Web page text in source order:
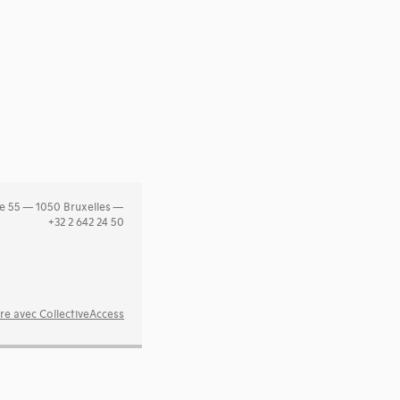
55 — 1050 Bruxelles —
+32 2 642 24 50
avec CollectiveAccess